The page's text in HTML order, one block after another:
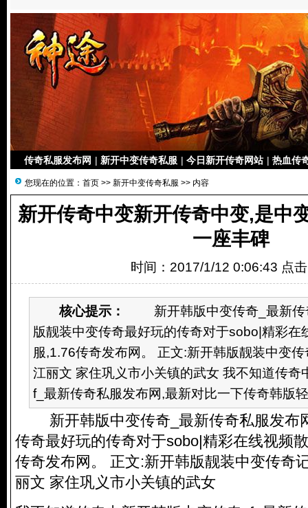
传奇私服发布网 | 新开中变传奇私服 | 今日新开传奇网站 | 热血传
您现在的位置： 首页 >> 新开中变传奇私服 >> 内容
新开传奇中变新开传奇中变,是中
一座丰碑
时间：2017/1/12 0:06:43 点
核心提示：
新开韩版中变传奇_最新传
版靓装中变传奇最好玩的传奇对于sobo|精彩在
服,1.76传奇发布网。 正文:新开韩版靓装中变
江丽文 家住巩义市小关镇的武女 我不知道传奇
f_最新传奇私服发布网,最新对比一下传奇韩版
新开韩版中变传奇_最新传奇私服发布
传奇最好玩的传奇对于sobo|精彩在线视频
传奇发布网。 正文:新开韩版靓装中变传奇
丽文 家住巩义市小关镇的武女